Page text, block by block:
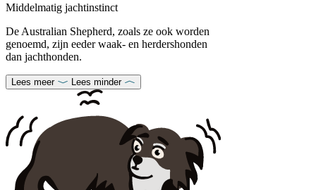
Middelmatig jachtinstinct
De Australian Shepherd, zoals ze ook worden
genoemd, zijn eeder waak- en herdershonden
dan jachthonden.
Lees meer Lees minder